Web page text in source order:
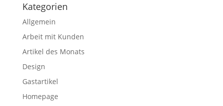
Kategorien
Allgemein
Arbeit mit Kunden
Artikel des Monats
Design
Gastartikel
Homepage